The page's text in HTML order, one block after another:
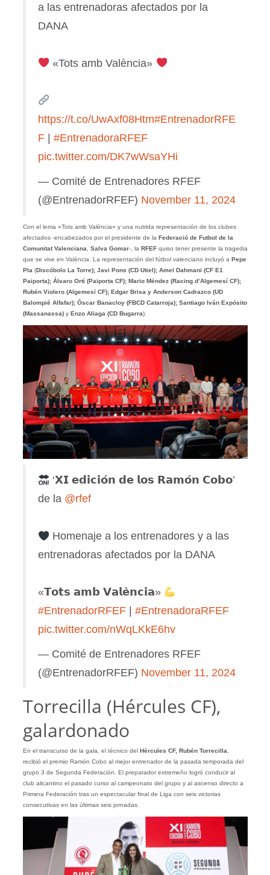
a las entrenadoras afectados por la
DANA
«Tots amb València»
https://t.co/UwAxf08Htm#EntrenadorRFE
F| #EntrenadoraRFEF
pic.twitter.com/DK7wWsaYHi
— Comité de Entrenadores RFEF
(@EntrenadorRFEF) November 11, 2024
Con el lema «Tots amb València» y una nutrida representación de los clubes
afectados -encabezados por el presidente de la Federació de Futbol de la
Comunitat Valenciana
Salva Gomar-, la RFEF quiso tener presente la tragedia
que se vive en València. La representación del fútbol valenciano incluyó a Pepe
Pla (Discóbolo La Torre); Javi Pons (CD Utiel); Amel Dahmani (CF E1
Paiporta); Álvaro Ortí (Paiporta CF); Mario Méndez (Racing d’Algemesí CF);
Rubén Violero (Algemesí CF); Edgar Brisa y Anderson Cadrazco (UD
Balompié Alfafar); Óscar Banacloy (FBCD Catarroja); Santiago Iván Expósito
(Massanassa) yEnzo Aliaga (CD Bugarra).
‘𝗫𝗜 𝗲𝗱𝗶𝗰𝗶𝗼́𝗻 𝗱𝗲 𝗹𝗼𝘀 𝗥𝗮𝗺𝗼́𝗻 𝗖𝗼𝗯𝗼’
de la @rfef
Homenaje a los entrenadores y a las
entrenadoras afectados por la DANA
«𝗧𝗼𝘁𝘀 𝗮𝗺𝗯 𝗩𝗮𝗹𝗲̀𝗻𝗰𝗶𝗮»
#EntrenadorRFEF| #EntrenadoraRFEF
pic.twitter.com/nWqLKkE6hv
— Comité de Entrenadores RFEF
(@EntrenadorRFEF) November 11, 2024
Torrecilla (Hércules CF),
galardonado
En el transcurso de la gala, el técnico del Hércules CF, Rubén Torrecilla,
recibió el premio Ramón Cobo al mejor entrenador de la pasada temporada del
grupo 3 de Segunda Federación. El preparador extremeño logró conducir al
club alicantino el pasado curso al campeonato del grupo y al ascenso directo a
Primera Federación tras un espectacular final de Liga con seis victorias
consecutivas en las últimas seis jornadas.